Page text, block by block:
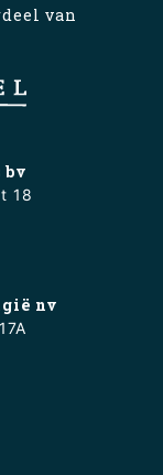
van
bv
18
nv